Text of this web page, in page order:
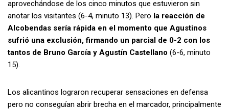
aprovechándose de los cinco minutos que estuvieron sin
anotar los visitantes (6-4, minuto 13). Pero la reacción de
Alcobendas sería rápida en el momento que Agustinos
sufrió una exclusión, firmando un parcial de 0-2 con los
tantos de Bruno García y Agustín Castellano (6-6, minuto
15).
Los alicantinos lograron recuperar sensaciones en defensa
pero no conseguían abrir brecha en el marcador, principalmente